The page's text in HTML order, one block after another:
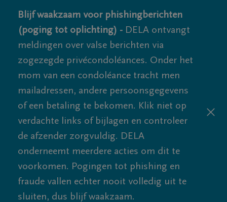
Blijf waakzaam voor phishingberichten
(poging tot oplichting) - DELA ontvangt
meldingen over valse berichten via
zogezegde privécondoléances. Onder het
mom van een condoléance tracht men
mailadressen, andere persoonsgegevens
of een betaling te bekomen. Klik niet op
verdachte links of bijlagen en controleer
de afzender zorgvuldig. DELA
onderneemt meerdere acties om dit te
voorkomen. Pogingen tot phishing en
fraude vallen echter nooit volledig uit te
sluiten, dus blijf waakzaam.